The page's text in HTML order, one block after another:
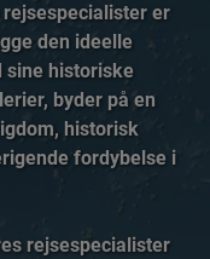
er
den ideelle
sine historiske
byder på en
historisk
fordybelse i
rejsespecialister